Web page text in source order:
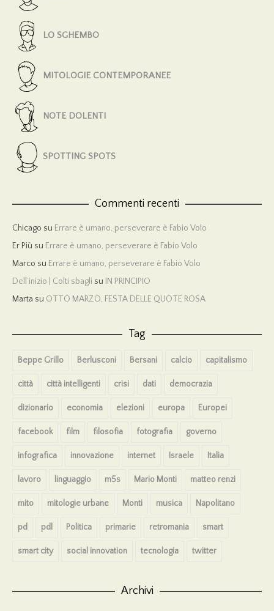
LO SGHEMBO
MITOLOGIE CONTEMPORANEE
NOTE DOLENTI
SPOTTING SPOTS
Commenti recenti
Chicago su Errare è umano, perseverare è Fabio Volo
Er Più su Errare è umano, perseverare è Fabio Volo
Marco su Errare è umano, perseverare è Fabio Volo
Dell’inizio | Colti sbagli su IN PRINCIPIO
Marta su OTTO MARZO, FESTA DELLE QUOTE ROSA
Tag
Beppe Grillo Berlusconi Bersani calcio capitalismo
città città intelligenti crisi dati democrazia
dizionario economia elezioni europa Europei
facebook film filosofia fotografia governo
infografica innovazione internet Israele Italia
lavoro linguaggio m5s Mario Monti matteo renzi
mito mitologie urbane Monti musica Napolitano
pd pdl Politica primarie retromania smart
smart city social innovation tecnologia twitter
Archivi